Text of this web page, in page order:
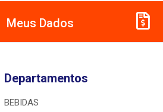
Meus Dados
Departamentos
BEBIDAS